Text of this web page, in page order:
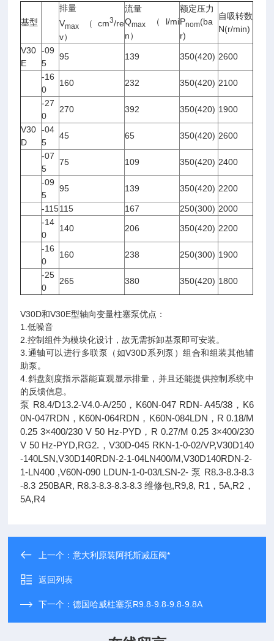
基型
排量
Vmax （cm3/re
v）
流量
Qmax
（l/mi
n）
额定压力
Pnom(ba
r)
自吸转数
N(r/min)
V30
E
-09
5
95 139 350(420) 2600
-16
0
160 232 350(420) 2100
-27
0
270 392 350(420) 1900
V30
D
-04
5
45 65 350(420) 2600
-07
5
75 109 350(420) 2400
-09
5
95 139 350(420) 2200
-115115 167 250(300) 2000
-14
0
140 206 350(420) 2200
-16
0
160 238 250(300) 1900
-25
0
265 380 350(420) 1800
V30D和V30E型轴向变量柱塞泵优点：
1.低噪音
2.控制组件为模块化设计，故无需拆卸基泵即可安装。
3.通轴可以进行多联泵（如V30D系列泵）组合和组装其他辅
助泵。
4.斜盘刻度指示器能直观显示排量，并且还能提供控制系统中
的反馈信息。
泵 R8.4/D13.2-V4.0-A/250，K60N-047 RDN- A45/38，K6
0N-047RDN，K60N-064RDN，K60N-084LDN，R 0.18/M
0.25 3×400/230 V 50 Hz-PYD，R 0.27/M 0.25 3×400/230
V 50 Hz-PYD,RG2.，V30D-045 RKN-1-0-02/VP,V30D140
-140LSN,V30D140RDN-2-1-04LN400/M,V30D140RDN-2-
1-LN400 ,V60N-090 LDUN-1-0-03/LSN-2- 泵 R8.3-8.3-8.3
-8.3 250BAR, R8.3-8.3-8.3-8.3 维修包,R9,8, R1，5A,R2，
5A,R4
上一个：意大利原装阿托斯减压阀*
返回列表
下一个：德国哈威柱塞泵R9.8-9.8-9.8-9.8A